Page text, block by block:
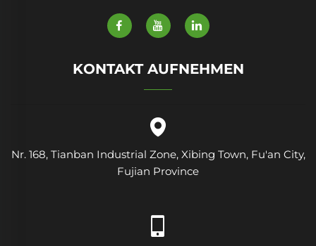
KONTAKT AUFNEHMEN
Nr. 168, Tianban Industrial Zone, Xibing Town, Fu'an City,
Fujian Province